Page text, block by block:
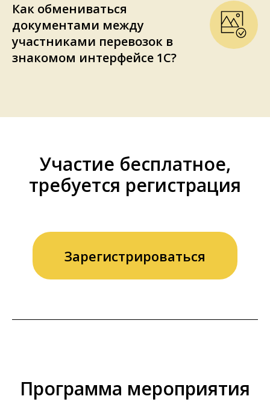
Как обмениваться
документами между
участниками перевозок в
знакомом интерфейсе 1С?
Участие бесплатное,
требуется регистрация
Зарегистрироваться
Программа мероприятия